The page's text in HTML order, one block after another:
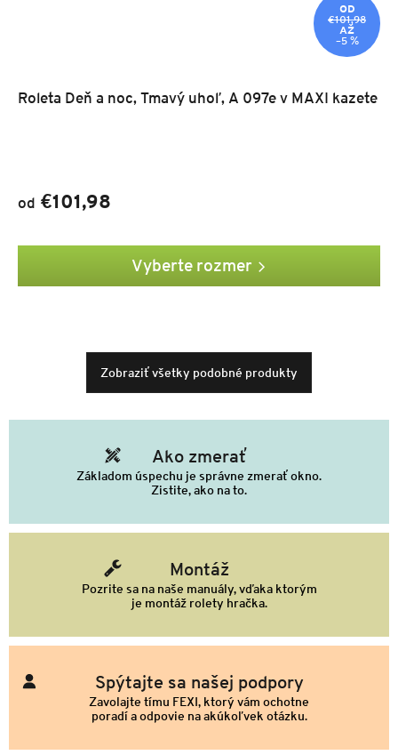
OD
€101,98
AŽ
–5 %
Roleta Deň a noc, Tmavý uhoľ, A 097e v MAXI kazete
od €101,98
Vyberte rozmer
Zobraziť všetky podobné produkty
Ako zmerať
Základom úspechu je správne zmerať okno.
Zistite, ako na to.
Montáž
Pozrite sa na naše manuály, vďaka ktorým
je montáž rolety hračka.
Spýtajte sa našej podpory
Zavolajte tímu FEXI, ktorý vám ochotne
poradí a odpovie na akúkoľvek otázku.